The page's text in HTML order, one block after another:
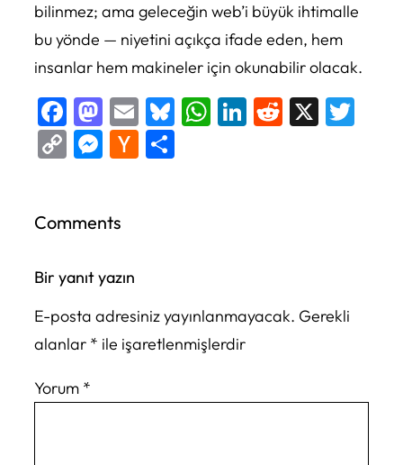
bilinmez; ama geleceğin web’i büyük ihtimalle
bu yönde — niyetini açıkça ifade eden, hem
insanlar hem makineler için okunabilir olacak.
Facebook
Mastodon
EmailBluesky
WhatsApp
LinkedIn
Reddit
X
CopyMessenger
Hacker
Comments
Bir yanıt yazın
E-posta adresiniz yayınlanmayacak. Gerekli
alanlar * ile işaretlenmişlerdir
Yorum *